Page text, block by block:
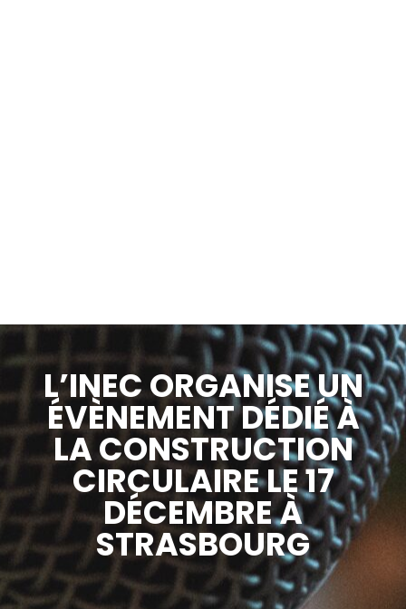
L’INEC ORGANISE UN
ÉVÈNEMENT DÉDIÉ À
LA CONSTRUCTION
CIRCULAIRE LE 17
DÉCEMBRE À
STRASBOURG